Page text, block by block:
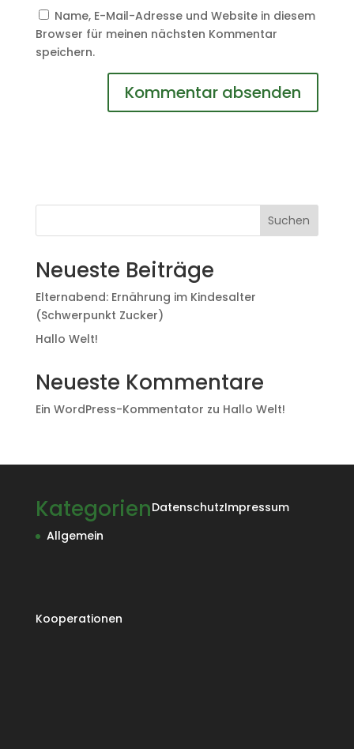
Name, E-Mail-Adresse und Website in diesem
Browser für meinen nächsten Kommentar
speichern.
Suchen
Neueste Beiträge
Elternabend: Ernährung im Kindesalter
(Schwerpunkt Zucker)
Hallo Welt!
Neueste Kommentare
Ein WordPress-Kommentator zu Hallo Welt!
Kategorien
Allgemein
DatenschutzImpressum
Kooperationen